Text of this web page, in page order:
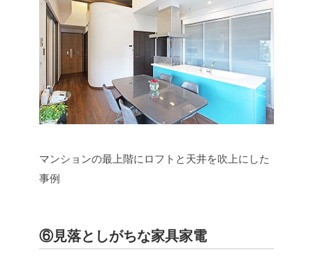
マンションの最上階にロフトと天井を吹上にした
事例
⑥見落としがちな家具家電